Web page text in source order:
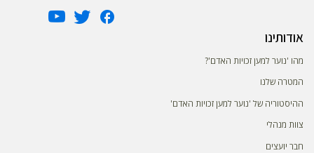
אודותינו
מהו 'נוער למען זכויות האדם'?
המטרה שלנו
ההיסטוריה של 'נוער למען זכויות האדם'
צוות מנהלי
חבר יועצים